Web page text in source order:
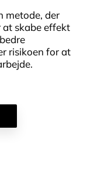
metode, der
at skabe effekt
risikoen for at